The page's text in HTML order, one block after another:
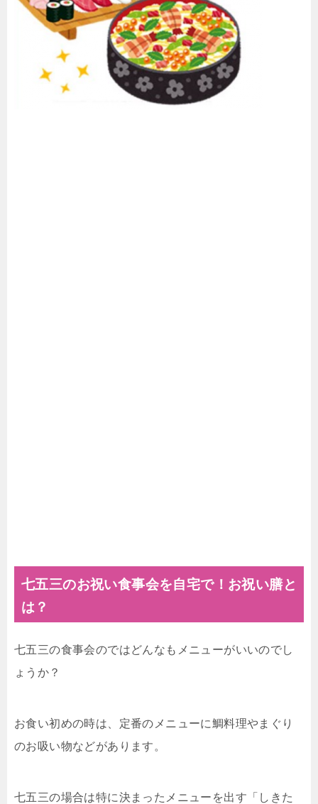
七五三のお祝い食事会を自宅で！お祝い膳と
は？
七五三の食事会のではどんなもメニューがいいのでし
ょうか？
お食い初めの時は、定番のメニューに鯛料理やまぐり
のお吸い物などがあります。
七五三の場合は特に決まったメニューを出す「しきた